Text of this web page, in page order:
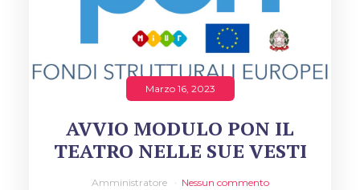
Marzo 16, 2023
AVVIO MODULO PON IL
TEATRO NELLE SUE VESTI
Amministratore Nessun commento